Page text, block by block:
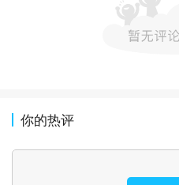
你的热评